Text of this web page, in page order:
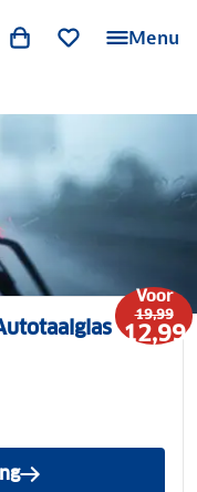
Menu
Voor
19,99
12,99